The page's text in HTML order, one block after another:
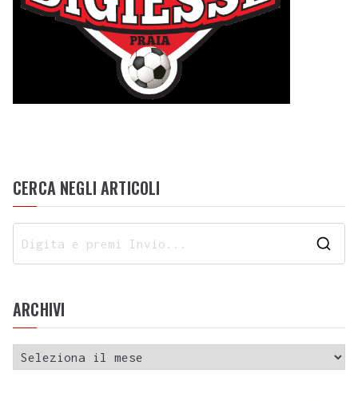
CERCA NEGLI ARTICOLI
ARCHIVI